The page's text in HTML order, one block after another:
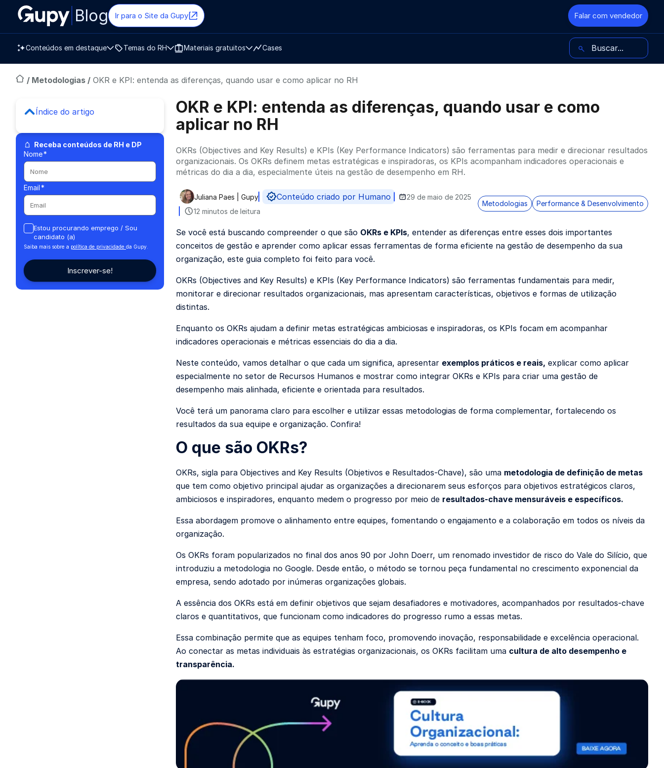
Blog Ir para o Site da Gupy Falar com vendedor
Conteúdos em destaque Temas do RH Materiais gratuitos Cases Buscar no blog
/ Metodologias / OKR e KPI: entenda as diferenças, quando usar e como aplicar no RH
Índice do artigo
Receba conteúdos de RH e DP
Nome*
Email*
Estou procurando emprego / Sou
candidato (a)
Saiba mais sobre a política de privacidade da Gupy.
OKR e KPI: entenda as diferenças, quando usar e como
aplicar no RH
OKRs (Objectives and Key Results) e KPIs (Key Performance Indicators) são ferramentas para medir e direcionar resultados
organizacionais. Os OKRs definem metas estratégicas e inspiradoras, os KPIs acompanham indicadores operacionais e
métricas do dia a dia, especialmente úteis na gestão de desempenho em RH.
Publicado por
Juliana Paes | Gupy Conteúdo criado por Humano
29 de maio de 2025
12 minutos de leitura
Metodologias Performance & Desenvolvimento
Se você está buscando compreender o que são OKRs e KPIs, entender as diferenças entre esses dois importantes
conceitos de gestão e aprender como aplicar essas ferramentas de forma eficiente na gestão de desempenho da sua
organização, este guia completo foi feito para você.
OKRs (Objectives and Key Results) e KPIs (Key Performance Indicators) são ferramentas fundamentais para medir,
monitorar e direcionar resultados organizacionais, mas apresentam características, objetivos e formas de utilização
distintas.
Enquanto os OKRs ajudam a definir metas estratégicas ambiciosas e inspiradoras, os KPIs focam em acompanhar
indicadores operacionais e métricas essenciais do dia a dia.
Neste conteúdo, vamos detalhar o que cada um significa, apresentar exemplos práticos e reais, explicar como aplicar
especialmente no setor de Recursos Humanos e mostrar como integrar OKRs e KPIs para criar uma gestão de
desempenho mais alinhada, eficiente e orientada para resultados.
Você terá um panorama claro para escolher e utilizar essas metodologias de forma complementar, fortalecendo os
resultados da sua equipe e organização. Confira!
O que são OKRs?
OKRs, sigla para Objectives and Key Results (Objetivos e Resultados-Chave), são uma metodologia de definição de metas
que tem como objetivo principal ajudar as organizações a direcionarem seus esforços para objetivos estratégicos claros,
ambiciosos e inspiradores, enquanto medem o progresso por meio de resultados-chave mensuráveis e específicos.
Essa abordagem promove o alinhamento entre equipes, fomentando o engajamento e a colaboração em todos os níveis da
organização.
Os OKRs foram popularizados no final dos anos 90 por John Doerr, um renomado investidor de risco do Vale do Silício, que
introduziu a metodologia no Google. Desde então, o método se tornou peça fundamental no crescimento exponencial da
empresa, sendo adotado por inúmeras organizações globais.
A essência dos OKRs está em definir objetivos que sejam desafiadores e motivadores, acompanhados por resultados-chave
claros e quantitativos, que funcionam como indicadores do progresso rumo a essas metas.
Essa combinação permite que as equipes tenham foco, promovendo inovação, responsabilidade e excelência operacional.
Ao conectar as metas individuais às estratégias organizacionais, os OKRs facilitam uma cultura de alto desempenho e
transparência.